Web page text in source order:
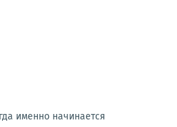
именно начинается